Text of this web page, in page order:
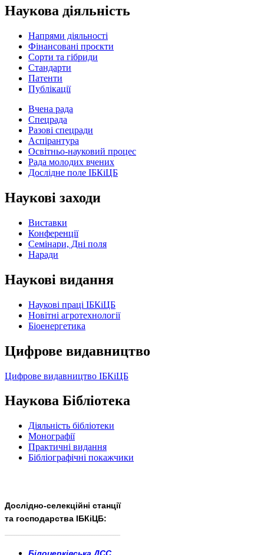
Наукова діяльність
Напрями діяльності
Фінансовані проєкти
Сорти та гібриди
Стандарти
Патенти
Публікації
Вчена рада
Спецрада
Разові спецради
Аспірантура
Освітньо-науковий процес
Рада молодих вчених
Дослідне поле ІБКіЦБ
Наукові заходи
Виставки
Конференції
Семінари, Дні поля
Наради
Наукові видання
Наукові праці ІБКіЦБ
Новітні агротехнології
Бiоенергетика
Цифрове видавництво
Цифрове видавництво ІБКіЦБ
Наукова Бібліотека
Діяльність бібліотеки
Монографії
Практичні видання
Бібліографічні покажчики
Дослідно-селекційні станції
та господарства ІБКіЦБ: